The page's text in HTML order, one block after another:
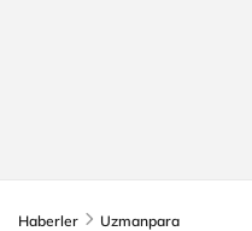
Haberler Uzmanpara